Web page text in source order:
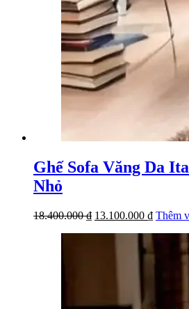
Ghế Sofa Văng Da
Nhỏ
18.400.000₫ Giá
18.400.000 ₫.
13.100.000 ₫Giá
Thêm